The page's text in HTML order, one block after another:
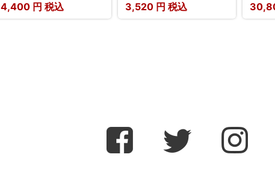
4,400 円 税込 3,520 円 税込